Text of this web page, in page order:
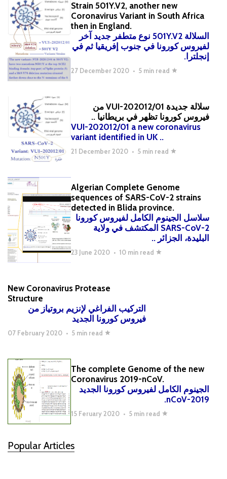
Strain501Y.V2, another new
Coronavirus Variant in South Africa
then in England.
السلالة 501Y.V2
نوع متطفر جديد آخر
لفيروس كورونا في جنوب إفريقيا ثم في
إنجلترا.
27 December 2020 • 5 min read
سلالة جديدة VUI-202012/01 من
فيروس كورونا تظهر في بريطانيا ..
VUI-202012/01 a new coronavirus
variant identified in UK ..
21 December 2020 • 5 min read
Algerian Complete Genome
sequences of SARS-CoV-2 strains
detected in Blida province.
سلاسل الجينوم الكامل لفيروس كورونا
SARS-CoV-2 المكتشف في ولاية
البليدة، الجزائر ..
23 June 2020 • 10 min read
New Coronavirus Protease
Structure
التركيب الفراغي لإنزيم بروتياز من
فيروس كورونا الجديد
07 February 2020 • 5 min read
The complete Genome of the new
Coronavirus 2019-nCoV.
الجينوم الكامل لفيروس كورونا الجديد
2019-nCoV.
15 Feruary 2020 • 5 min read
Popular Articles